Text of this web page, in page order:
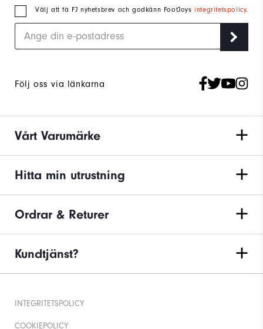
Välj att få FJ nyhetsbrev och godkänn FootJoysintegritetspolicy.
Följ oss via länkarna
Vårt Varumärke
Hitta min utrustning
Ordrar & Returer
Kundtjänst?
INTEGRITETSPOLICY
COOKIEPOLICY